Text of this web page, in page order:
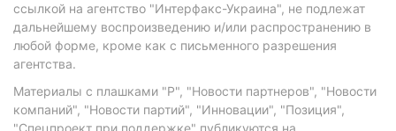
ссылкой на агентство "Интерфакс-Украина", не подлежат
дальнейшему воспроизведению и/или распространению в
любой форме, кроме как с письменного разрешения
агентства.
Материалы с плашками "Р", "Новости партнеров", "Новости
компаний", "Новости партий", "Инновации", "Позиция",